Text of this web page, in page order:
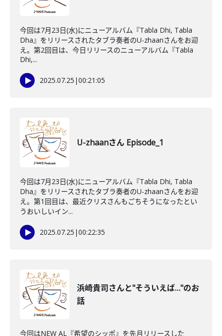
今回は7月23日(水)にニューアルバム『Tabla Dhi, Tabla
Dha』をリリースされたタブラ奏者のU-zhaanさんをお迎
え。第2回目は、今日リリースのニューアルバム『Tabla
Dhi,...
2025.07.25 |00:21:05
U-zhaanさん Episode_1
今回は7月23日(水)にニューアルバム『Tabla Dhi, Tabla
Dha』をリリースされたタブラ奏者のU-zhaanさんをお迎
え。第1回目は、最近クリスさんもごちそうになったとい
うおいしいイン...
2025.07.25 |00:22:35
浜崎貴司さんと"そういえば…"のお
話
今回はNEW AL『希望のシッポ』を先月リリースした